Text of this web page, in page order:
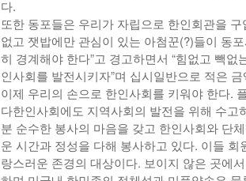
다.
또한 동포들은 우리가 자립으로 한인회관을
없고 잿밥에만 관심이 있는 아첨꾼(?)들이 동
히 경계해야 한다”고 경고하면서 “힘없고 빽
인사회를 발전시키자”며 십시일반으로 적은
이제 우리의 손으로 한인사회를 키워야 한다.
다한인사회에도 지역사회의 발전을 위해 수
분 순수한 봉사의 마음을 갖고 한인사회와 단
운 시간과 정성을 다해 봉사하고 있다. 이들
랑스러운 존경의 대상이다. 보이지 않은 곳에